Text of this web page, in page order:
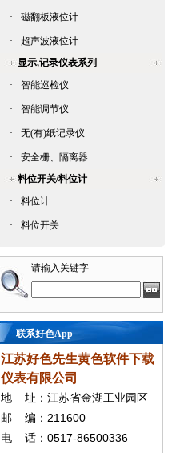
· 磁翻板液位计
·
超声波液位计
显示,记录仪表系列
·
智能巡检仪
· 智能调节仪
· 无(有)纸记录仪
·
安全栅、隔离器
料位开关/料位计
·
料位计
· 料位开关
请输入关键字
联系好色App
江苏好色先生黄色软件下载
仪表有限公司
地
址：江苏省金湖工业园区
邮
编： 211600
电 话： 0517-86500336